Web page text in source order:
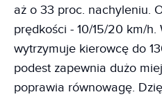
aż o 33 proc. nachyleniu.
prędkości - 10/15/20 km/
wytrzymuje kierowcę do
podest zapewnia dużo
poprawia równowagę.